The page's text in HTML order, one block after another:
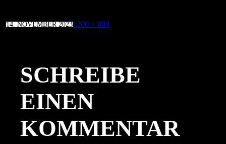
Veröffentlicht
am
14. NOVEMBER 2023Volle
1200 × 800
SCHREIBE
EINEN
KOMMENTAR